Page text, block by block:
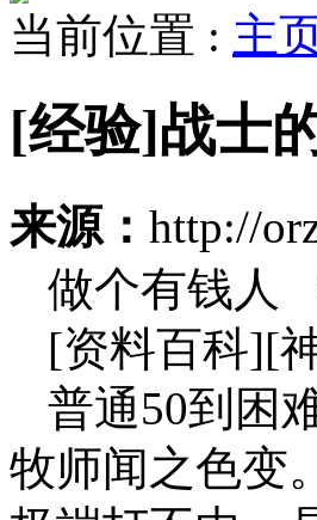
当前位置 : 主
[经验]战士
来源： http://
做个有钱人
[资料百科][
普通50到困
牧师闻之色变